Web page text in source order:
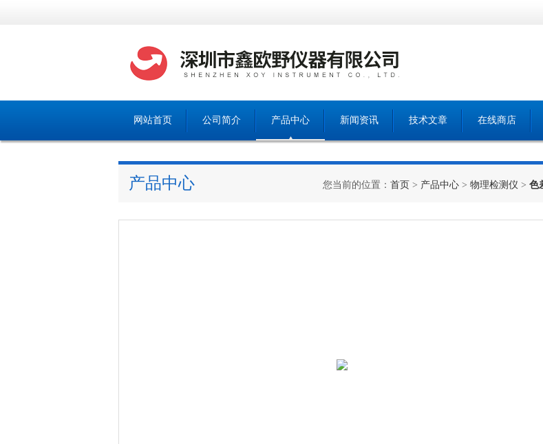
网站首页 公司简介 产品中心 新闻资讯 技术文章 在线商店
产品中心 您当前的位置： 首页 > 产品中心 > 物理检测仪 > 色